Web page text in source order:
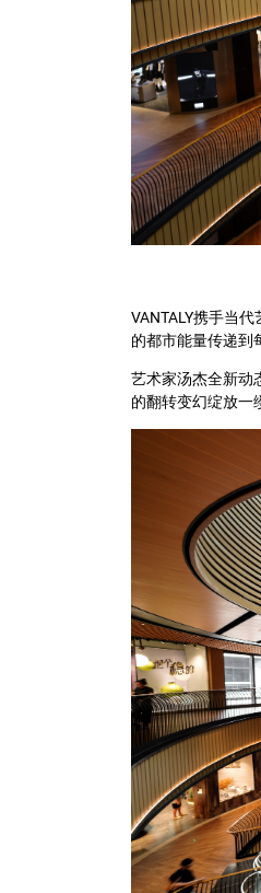
VANTALY携手当
的都市能量传递到
艺术家汤杰全新动
的翻转变幻绽放一